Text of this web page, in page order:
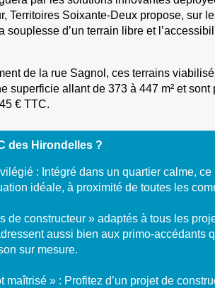
Territoires Soixante-Deux propose, sur
souplesse d’un terrain libre et
de la rue Sagnol, ces terrains
superficie allant de 373 à 447 m² et
€ TTC.
des Hirondelles ?
: Intégré dans un quartier calme,
idéale, à proximité de toutes les
de constructeur » adaptés à tous les
aussi bien aux primo-accédants
sur mesure.
maîtrisé » : Profitez d’un projet de